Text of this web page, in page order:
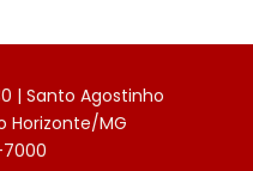
| Santo Agostinho
Horizonte/MG
7000